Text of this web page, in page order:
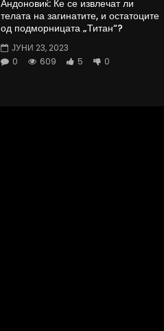
Андоновиќ: Ќе се извлечат ли
телата на загинатите, и остатоците
од подморницата „Титан“?
ЈУНИ 23, 2023
0
609 5 0